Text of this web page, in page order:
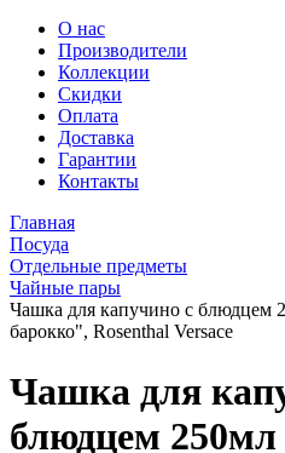
О нас
Производители
Коллекции
Скидки
Оплата
Доставка
Гарантии
Контакты
Главная
Посуда
Отдельные предметы
Чайные пары
Чашка для капучино с блюдцем
барокко", Rosenthal Versace
Чашка для
блюдцем